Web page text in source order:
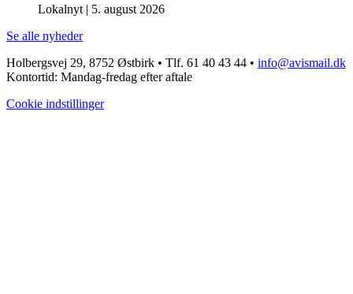
Lokalnyt| 5. august 2026
Se alle nyheder
Holbergsvej 29, 8752 Østbirk • Tlf. 61 40 43 44 • info@avismail.dk
Kontortid: Mandag-fredag efter aftale
Cookie indstillinger